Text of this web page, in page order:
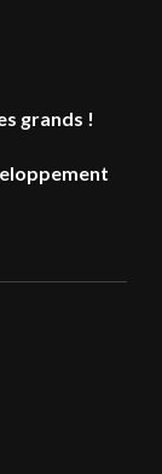
grands !